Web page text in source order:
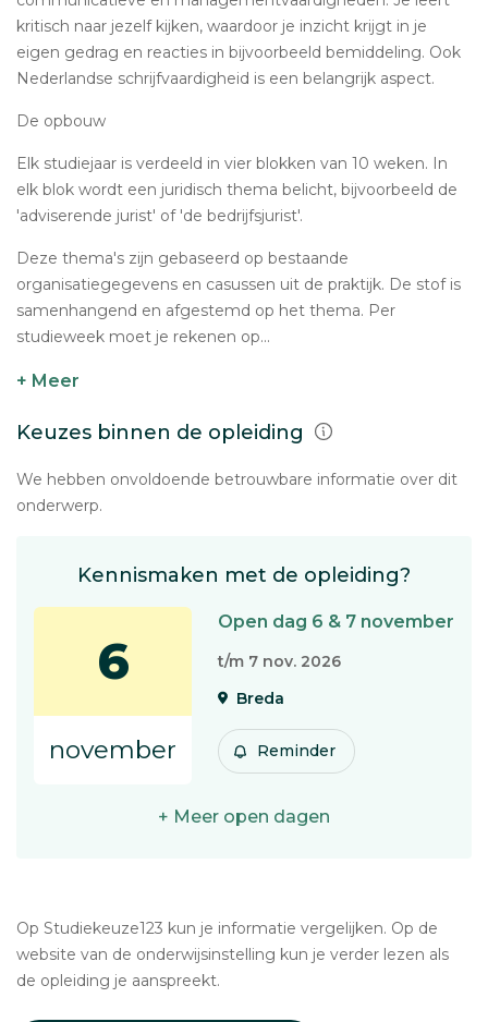
kritisch naar jezelf kijken, waardoor je inzicht krijgt in je
eigen gedrag en reacties in bijvoorbeeld bemiddeling. Ook
Nederlandse schrijfvaardigheid is een belangrijk aspect.
De opbouw
Elk studiejaar is verdeeld in vier blokken van 10 weken. In
elk blok wordt een juridisch thema belicht, bijvoorbeeld de
'adviserende jurist' of 'de bedrijfsjurist'.
Deze thema's zijn gebaseerd op bestaande
organisatiegegevens en casussen uit de praktijk. De stof is
samenhangend en afgestemd op het thema. Per
studieweek moet je rekenen op...
+ Meer
Keuzes binnen de opleiding
We hebben onvoldoende betrouwbare informatie over dit
onderwerp.
Kennismaken met de opleiding?
6
november
Open dag 6 & 7 november
t/m 7 nov. 2026
Breda
Reminder
+ Meer open dagen
Op Studiekeuze123 kun je informatie vergelijken. Op de
website van de onderwijsinstelling kun je verder lezen als
de opleiding je aanspreekt.